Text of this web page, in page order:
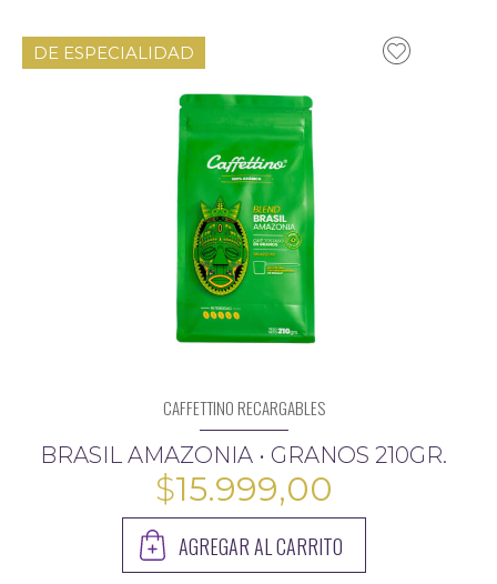
DE ESPECIALIDAD
CAFFETTINO RECARGABLES
BRASIL AMAZONIA • GRANOS 210GR.
$15.999,00
AGREGAR AL CARRITO